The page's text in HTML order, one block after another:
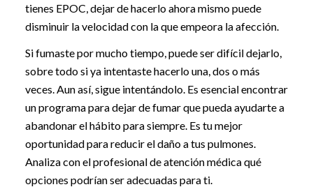
tienes EPOC, dejar de hacerlo ahora mismo puede
disminuir la velocidad con la que empeora la afección.
Si fumaste por mucho tiempo, puede ser difícil dejarlo,
sobre todo si ya intentaste hacerlo una, dos o más
veces. Aun así, sigue intentándolo. Es esencial encontrar
un programa para dejar de fumar que pueda ayudarte a
abandonar el hábito para siempre. Es tu mejor
oportunidad para reducir el daño a tus pulmones.
Analiza con el profesional de atención médica qué
opciones podrían ser adecuadas para ti.